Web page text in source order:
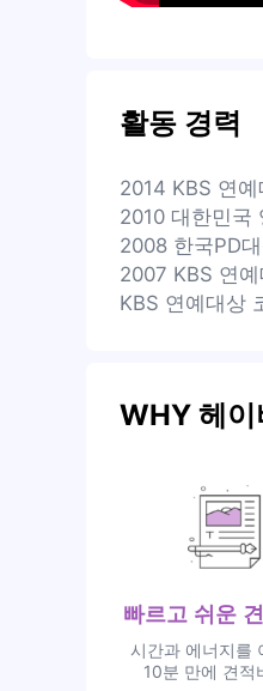
활동 경력
2014 KBS 연
2010 대한민국
2008 한국PD
2007 KBS 연
KBS 연예대상
WHY 헤이
빠르고 쉬운
시간과 에너지를
10분 만에 견적